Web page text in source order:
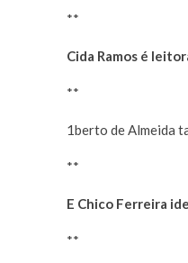
**
Cida Ramos é
**
1berto de Almeida
**
E Chico Ferreira
**